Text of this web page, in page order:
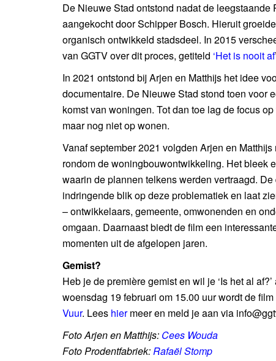
De Nieuwe Stad ontstond nadat de leegstaande
aangekocht door Schipper Bosch. Hieruit
organisch ontwikkeld stadsdeel. In 2015
van GGTV over dit proces, getiteld ‘Het is nooit af
In 2021 ontstond bij Arjen en Matthijs het idee
documentaire. De Nieuwe Stad stond toen voor
komst van woningen. Tot dan toe lag de focus
maar nog niet op wonen.
Vanaf september 2021 volgden Arjen en
rondom de woningbouwontwikkeling. Het bleek
waarin de plannen telkens werden vertraagd.
indringende blik op deze problematiek en laat
– ontwikkelaars, gemeente, omwonenden en
omgaan. Daarnaast biedt de film een
momenten uit de afgelopen jaren.
Gemist?
Heb je de première gemist en wil je ‘Is het al
woensdag 19 februari om 15.00 uur wordt de
Vuur. Lees hiermeer en meld je aan via
Foto Arjen en Matthijs: Cees Wouda
Foto Prodentfabriek:Rafaël Stomp